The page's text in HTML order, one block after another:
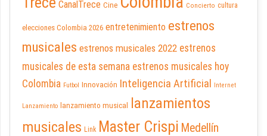
CanalTrece Cine Concierto cultura
elecciones Colombia 2026 entretenimiento estrenos
musicales estrenos musicales 2022 estrenos
musicales de esta semana estrenos musicales hoy
Colombia Futbol Innovación Inteligencia Artificial Internet
Lanzamiento lanzamiento musical lanzamientos
musicales Link Master Crispi Medellín